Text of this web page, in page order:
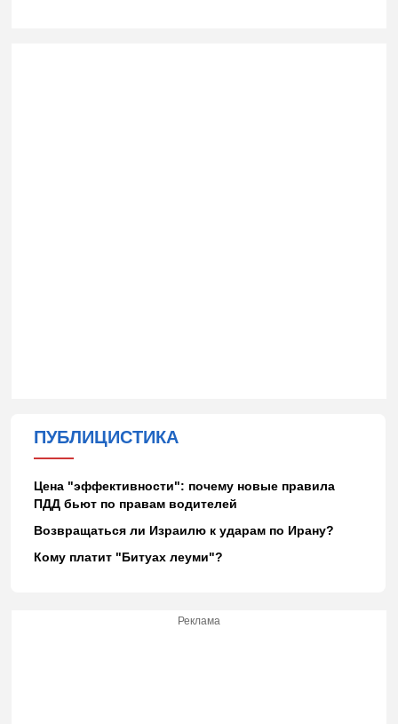
ПУБЛИЦИСТИКА
Цена "эффективности": почему новые правила
ПДД бьют по правам водителей
Возвращаться ли Израилю к ударам по Ирану?
Кому платит "Битуах леуми"?
Реклама